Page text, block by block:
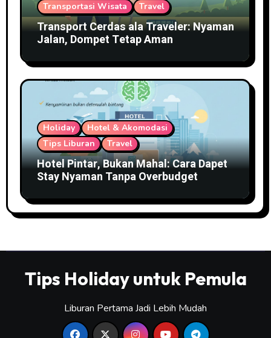
Transportasi Wisata
Travel
Transport Cerdas ala Traveler: Nyaman
Jalan, Dompet Tetap Aman
Holiday
Hotel & Akomodasi
Tips Liburan
Travel
Hotel Pintar, Bukan Mahal: Cara Dapet
Stay Nyaman Tanpa Overbudget
Tips Holiday untuk Pemula
Liburan Pertama Jadi Lebih Mudah